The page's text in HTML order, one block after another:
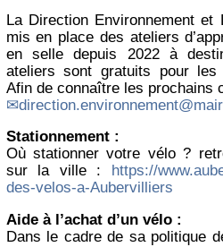
La Direction Environnement et
mis en place des ateliers
en selle depuis 2022 à
ateliers sont gratuits pour les
Afin de connaître les prochains
Stationnement :
Où stationner votre vélo ?
sur la ville :
https://
des-velos-a-Aubervilliers
Aide à l’achat d’un vélo :
Dans le cadre de sa politique